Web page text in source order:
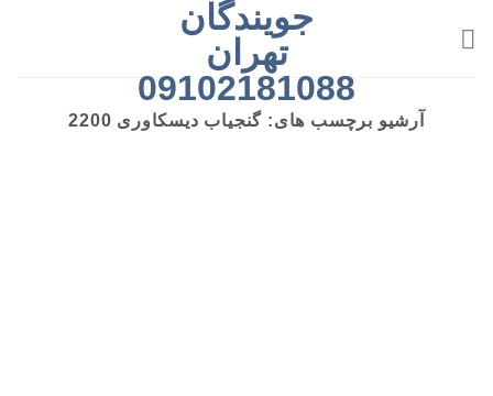
جویندگان
تهران
09102181088
آرشیو برچسب های: گنجیاب دیسکاوری 2200